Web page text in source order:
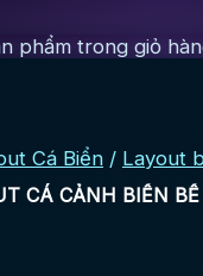
phẩm trong giỏ
Cá Biển / Layout
CÁ CẢNH BIỂN